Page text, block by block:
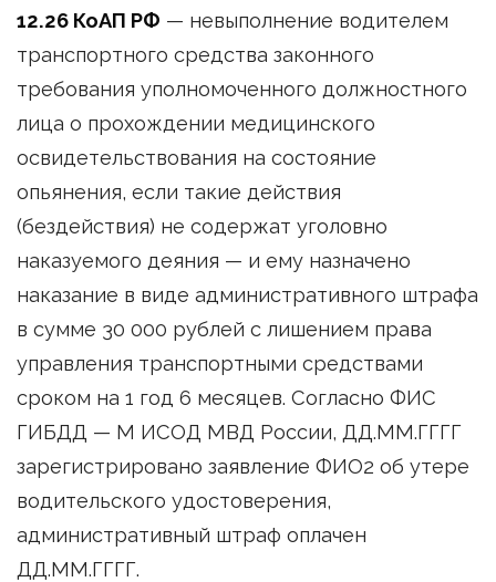
12.26 КоАП РФ — невыполнение водителем
транспортного средства законного
требования уполномоченного должностного
лица о прохождении медицинского
освидетельствования на состояние
опьянения, если такие действия
(бездействия) не содержат уголовно
наказуемого деяния — и ему назначено
наказание в виде административного штрафа
в сумме 30 000 рублей с лишением права
управления транспортными средствами
сроком на 1 год 6 месяцев. Согласно ФИС
ГИБДД — М ИСОД МВД России, ДД.ММ.ГГГГ
зарегистрировано заявление ФИО2 об утере
водительского удостоверения,
административный штраф оплачен
ДД.ММ.ГГГГ.